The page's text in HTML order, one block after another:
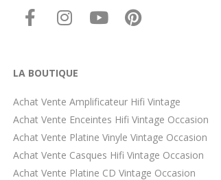
LA BOUTIQUE
Achat Vente Amplificateur Hifi Vintage
Achat Vente Enceintes Hifi Vintage Occasion
Achat Vente Platine Vinyle Vintage Occasion
Achat Vente Casques Hifi Vintage Occasion
Achat Vente Platine CD Vintage Occasion